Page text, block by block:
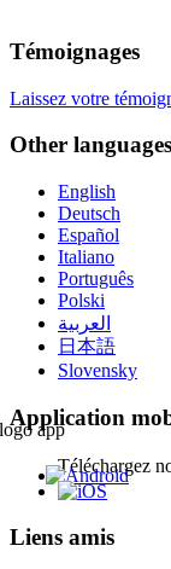
Témoignages
Laissez votre
Other languages
English
Deutsch
Español
Italiano
Português
Polski
العربية
日本語
Slovensky
Application
Téléchargez
Liens amis